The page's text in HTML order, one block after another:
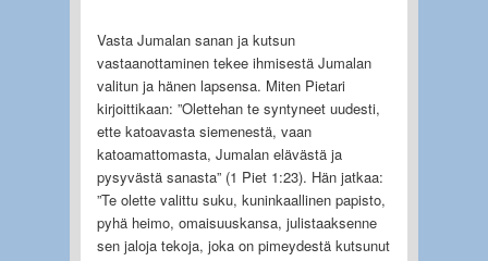
Vasta Jumalan sanan ja kutsun
vastaanottaminen tekee ihmisestä Jumalan
valitun ja hänen lapsensa. Miten Pietari
kirjoittikaan: ”Olettehan te syntyneet uudesti,
ette katoavasta siemenestä, vaan
katoamattomasta, Jumalan elävästä ja
pysyvästä sanasta” (1 Piet 1:23). Hän jatkaa:
”Te olette valittu suku, kuninkaallinen papisto,
pyhä heimo, omaisuuskansa, julistaaksenne
sen jaloja tekoja, joka on pimeydestä kutsunut